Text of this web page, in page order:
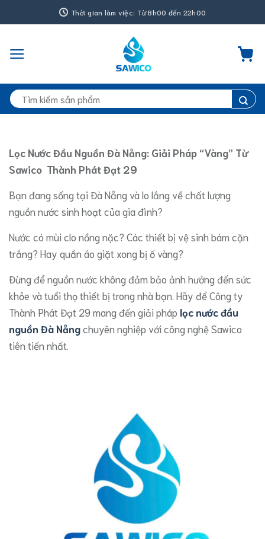
qua
dung
Thời gian làm việc: Từ 8h00 đến 22h00
Tìm
kiếm:
Lọc Nước Đầu Nguồn Đà Nẵng: Giải Pháp “Vàng” Từ
Sawico Thành Phát Đạt 29
​Bạn đang sống tại Đà Nẵng và lo lắng về chất lượng
nguồn nước sinh hoạt của gia đình?
Nước có mùi clo nồng nặc? Các thiết bị vệ sinh bám cặn
trắng? Hay quần áo giặt xong bị ố vàng?
​Đừng để nguồn nước không đảm bảo ảnh hưởng đến sức
khỏe và tuổi thọ thiết bị trong nhà bạn. Hãy để Công ty
Thành Phát Đạt 29 mang đến giải pháp lọc nước đầu
nguồn Đà Nẵngchuyên nghiệp với công nghệ Sawico
tiên tiến nhất.